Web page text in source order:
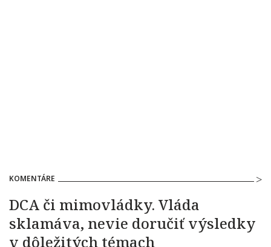
KOMENTÁRE
DCA či mimovládky. Vláda
sklamáva, nevie doručiť výsledky
v dôležitých témach